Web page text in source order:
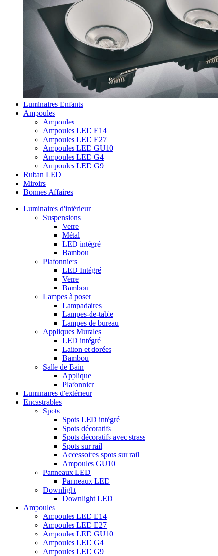
Luminaires Enfants
Ampoules
Ampoules
Ampoules LED E14
Ampoules LED E27
Ampoules LED GU10
Ampoules LED G4
Ampoules LED G9
Ruban LED
Miroirs
Bonnes Affaires
Luminaires d'intérieur
Suspensions
Verre
Métal
LED intégré
Bambou
Plafonniers
LED Intégré
Verre
Bambou
Lampes à poser
Lampadaires
Lampes-de-table
Lampes de bureau
Appliques Murales
LED intégré
Laiton et dorées
Bambou
Salle de Bain
Applique
Plafonnier
Luminaires d'extérieur
Encastrables
Spots
Spots LED intégré
Spots décoratifs
Spots décoratifs avec strass
Spots sur rail
Accessoires spots sur rail
Ampoules GU10
Panneaux LED
Panneaux LED
Downlight
Downlight LED
Ampoules
Ampoules LED E14
Ampoules LED E27
Ampoules LED GU10
Ampoules LED G4
Ampoules LED G9